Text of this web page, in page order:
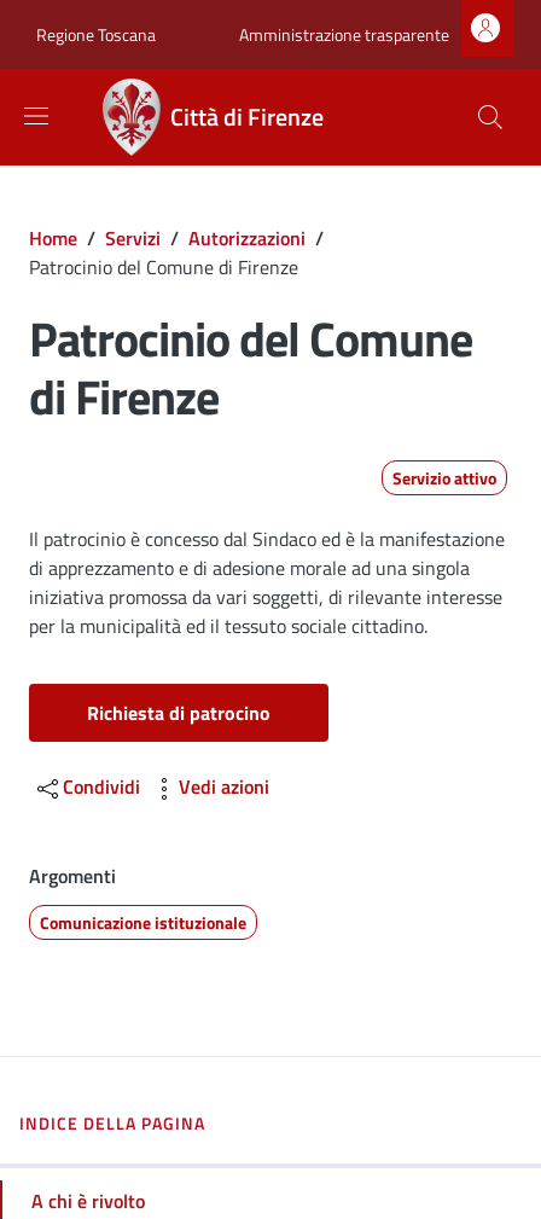
Regione Toscana Zona superiore
Amministrazione trasparente
Città di Firenze
Briciole di pane
Home / Servizi / Autorizzazioni /
Patrocinio del Comune di Firenze
Patrocinio del Comune
di Firenze
Servizio attivo
Dettagli
Il patrocinio è concesso dal Sindaco ed è la manifestazione
di apprezzamento e di adesione morale ad una singola
iniziativa promossa da vari soggetti, di rilevante interesse
per la municipalità ed il tessuto sociale cittadino.
Richiesta di patrocino
Condividi Vedi azioni
Argomenti
Comunicazione istituzionale
INDICE DELLA PAGINA
A chi è rivolto